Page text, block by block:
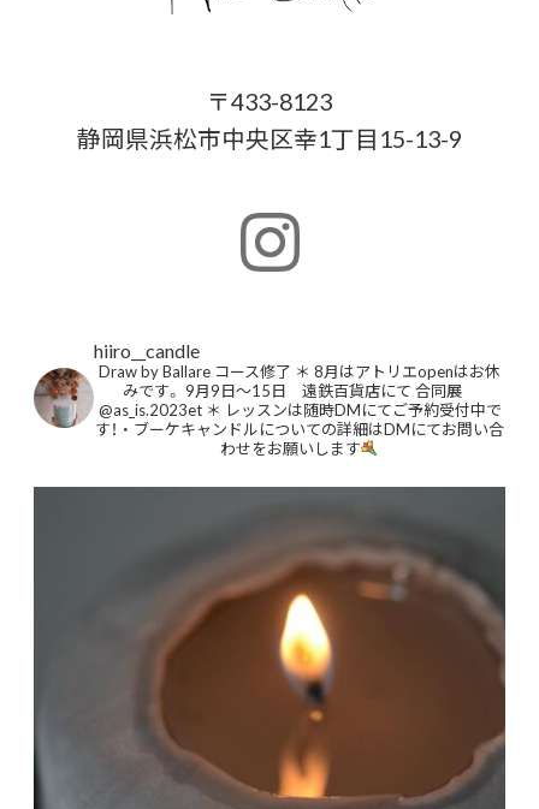
〒433-8123
静岡県浜松市中央区幸1丁目15-13-9
hiiro__candle
Draw by Ballare コース修了 ＊ 8月はアトリエopenはお休
みです。 9月9日〜15日 遠鉄百貨店にて 合同展
@as_is.2023et ＊ レッスンは随時DMにてご予約受付中で
す！ ・ ブーケキャンドルについての詳細はDMにてお問い合
わせをお願いします